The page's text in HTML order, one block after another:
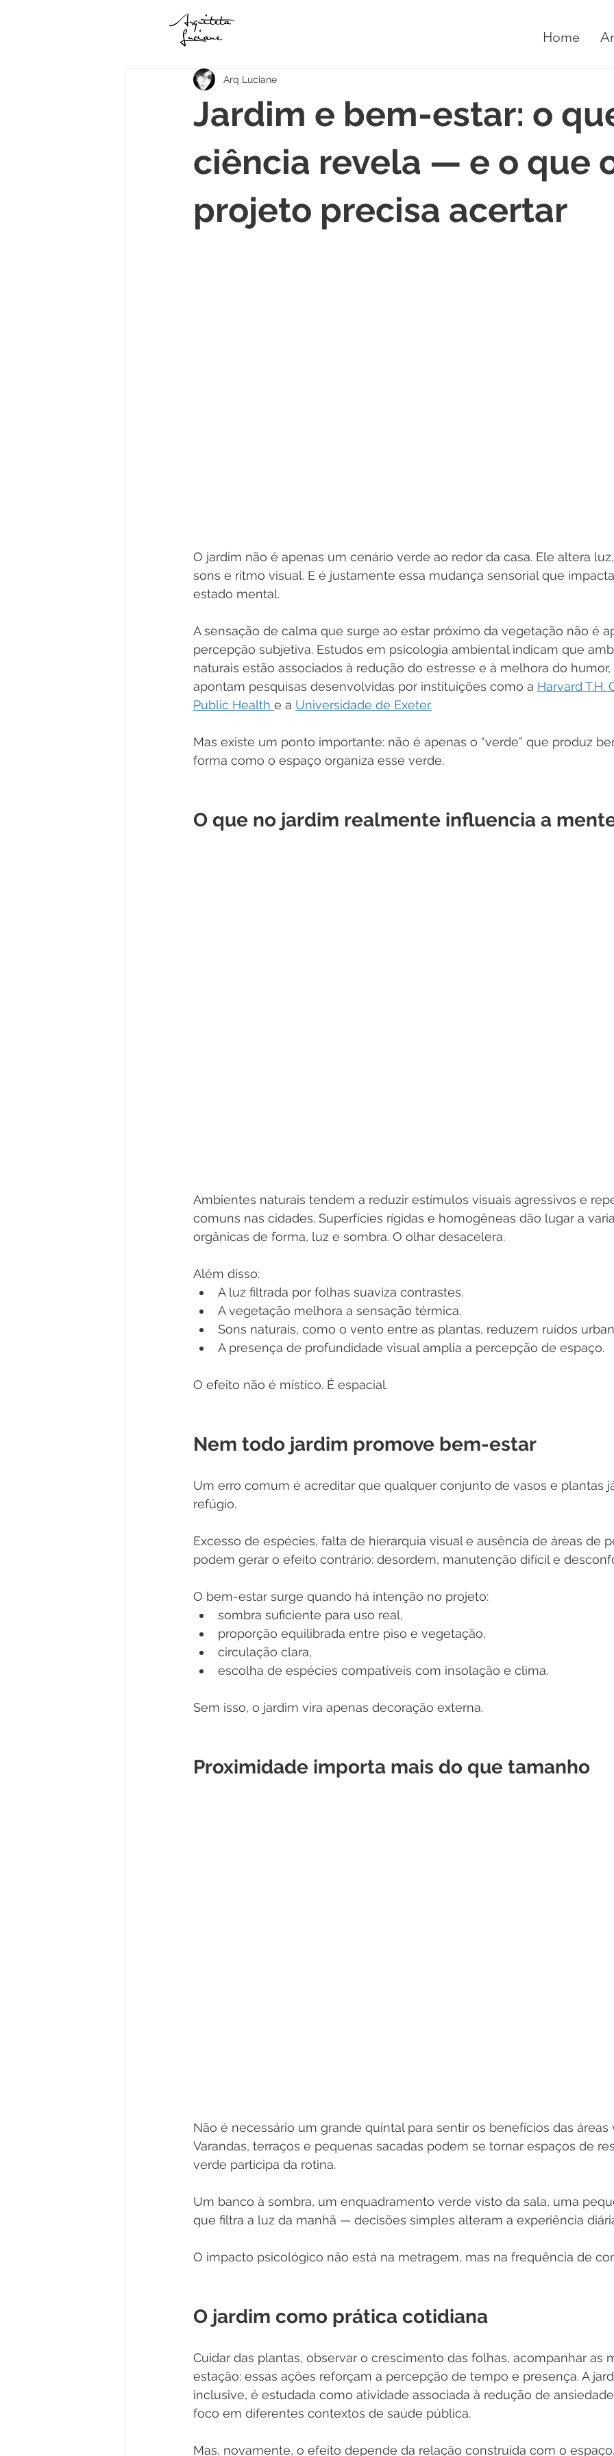
Home
Jardim e bem-estar: o
ciência revela — e o que
projeto precisa acertar
Arq Luciane
O jardim não é apenas um cenário verde ao redor da casa. Ele altera
sons e ritmo visual. E é justamente essa mudança sensorial que
estado mental.
A sensação de calma que surge ao estar próximo da vegetação não é
percepção subjetiva. Estudos em psicologia ambiental indicam que
naturais estão associados à redução do estresse e à melhora do
apontam pesquisas desenvolvidas por instituições como a Harvard T.H.
Public Health e a Universidade de Exeter.
Mas existe um ponto importante: não é apenas o “verde” que produz
forma como o espaço organiza esse verde.
O que no jardim realmente influencia a
Ambientes naturais tendem a reduzir estímulos visuais agressivos e
comuns nas cidades. Superfícies rígidas e homogêneas dão lugar a
orgânicas de forma, luz e sombra. O olhar desacelera.
Além disso:
A luz filtrada por folhas suaviza contrastes.
A vegetação melhora a sensação térmica.
Sons naturais, como o vento entre as plantas, reduzem ruídos
A presença de profundidade visual amplia a percepção de espaço.
O efeito não é místico. É espacial.
Nem todo jardim promove bem-estar
Um erro comum é acreditar que qualquer conjunto de vasos e plantas
refúgio.
Excesso de espécies, falta de hierarquia visual e ausência de áreas de
podem gerar o efeito contrário: desordem, manutenção difícil e
O bem-estar surge quando há intenção no projeto:
sombra suficiente para uso real,
proporção equilibrada entre piso e vegetação,
circulação clara,
escolha de espécies compatíveis com insolação e clima.
Sem isso, o jardim vira apenas decoração externa.
Proximidade importa mais do que tamanho
Não é necessário um grande quintal para sentir os benefícios das áreas
Varandas, terraços e pequenas sacadas podem se tornar espaços de
verde participa da rotina.
Um banco à sombra, um enquadramento verde visto da sala, uma
que filtra a luz da manhã — decisões simples alteram a experiência
O impacto psicológico não está na metragem, mas na frequência de
O jardim como prática cotidiana
Cuidar das plantas, observar o crescimento das folhas, acompanhar as
estação: essas ações reforçam a percepção de tempo e presença. A
inclusive, é estudada como atividade associada à redução de
foco em diferentes contextos de saúde pública.
Mas, novamente, o efeito depende da relação construída com o